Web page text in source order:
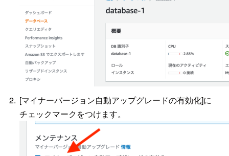
[マイナーバージョン自動アップグレードの有効化]に
チェックマークをつけます。